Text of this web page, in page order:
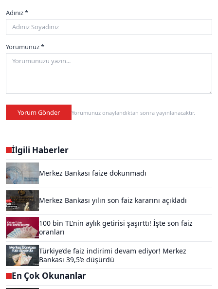
Adınız *
Yorumunuz *
Yorum Gönder Yorumunuz onaylandıktan sonra yayınlanacaktır.
İlgili Haberler
Merkez Bankası faize dokunmadı
Merkez Bankası yılın son faiz kararını açıkladı
100 bin TL’nin aylık getirisi şaşırttı! İşte son faiz
oranları
Türkiye’de faiz indirimi devam ediyor! Merkez
Bankası 39,5’e düşürdü
En Çok Okunanlar